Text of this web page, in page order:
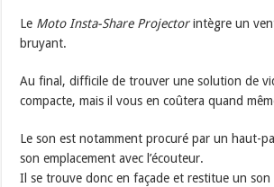
Le Moto Insta-Share Projectorintègre un
bruyant.
Au final, difficile de trouver une solution de
compacte, mais il vous en coûtera quand
Le son est notamment procuré par un haut-
son emplacement avec l’écouteur.
Il se trouve donc en façade et restitue un son